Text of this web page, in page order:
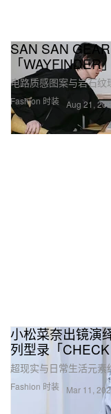
Fashion 时装
SAN SAN
「
电路质感图案与岩石纹
Aug 21,
Fashion 时装
小松菜奈出镜演
列型录「CHECK
超现实与日常生活元素
Mar 11,